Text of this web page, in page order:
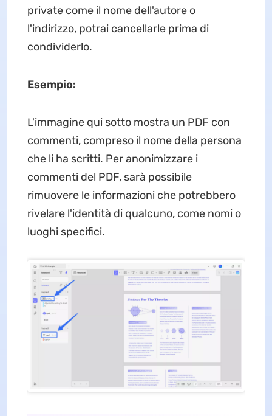
private come il nome dell'autore o
l'indirizzo, potrai cancellarle prima di
condividerlo.
Esempio:
L'immagine qui sotto mostra un PDF con
commenti, compreso il nome della persona
che li ha scritti. Per anonimizzare i
commenti del PDF, sarà possibile
rimuovere le informazioni che potrebbero
rivelare l'identità di qualcuno, come nomi o
luoghi specifici.